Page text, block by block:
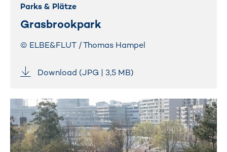
Parks & Plätze
Grasbrookpark
© ELBE&FLUT / Thomas Hampel
Download (JPG | 3,5 MB)